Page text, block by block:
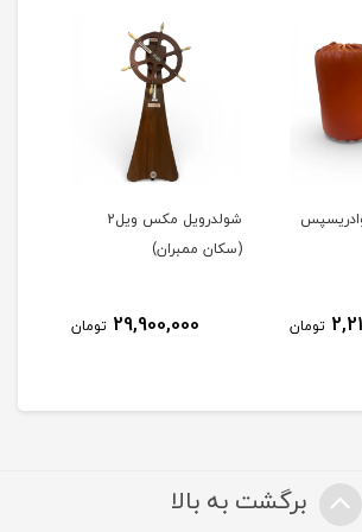
تومان
شولدرویل مکس ویل2
(سکان ممبران)
29,900,000 تومان
برگشت به بالا